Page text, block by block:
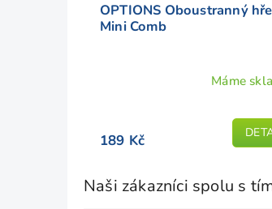
OPTIONS Oboustranný
Mini Comb
je
z
Máme
189 Kč
Naši zákazníci spolu s